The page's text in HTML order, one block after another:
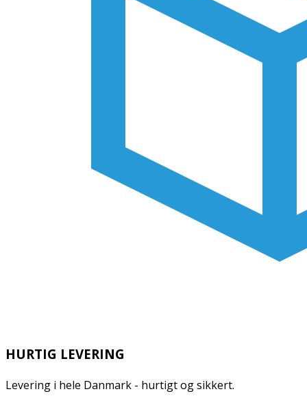
HURTIG LEVERING
Levering i hele Danmark - hurtigt og sikkert.